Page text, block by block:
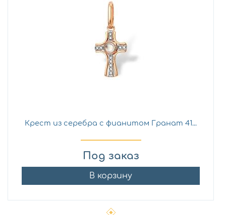
Крест из серебра с фианитом Гранат 41...
Под заказ
В корзину